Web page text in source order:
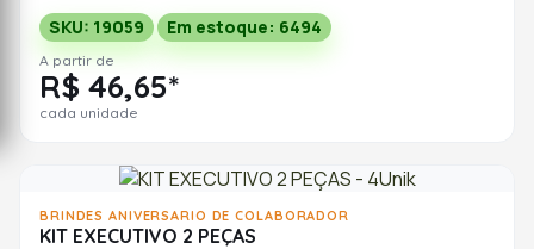
SKU: 19059 Em estoque: 6494
A partir de
R$ 46,65*
cada unidade
BRINDES ANIVERSARIO DE COLABORADOR
KIT EXECUTIVO 2 PEÇAS